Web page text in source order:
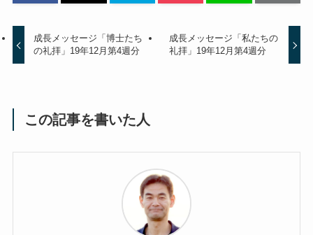
成長メッセージ「博士たち
の礼拝」19年12月第4週分
成長メッセージ「私たちの
礼拝」19年12月第4週分
この記事を書いた人